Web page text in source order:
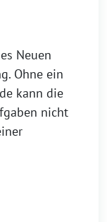
Neuen
Ohne ein
kann die
nicht